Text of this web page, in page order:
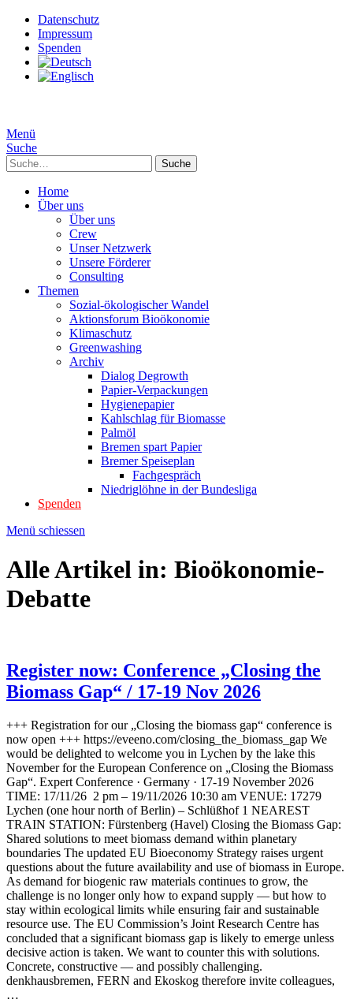
Datenschutz
Impressum
Spenden
Menü
Suche
Suche
Home
Über uns
Über uns
Crew
Unser Netzwerk
Unsere Förderer
Consulting
Themen
Sozial-ökologischer Wandel
Aktionsforum Bioökonomie
Klimaschutz
Greenwashing
Archiv
Dialog Degrowth
Papier-Verpackungen
Hygienepapier
Kahlschlag für Biomasse
Palmöl
Bremen spart Papier
Bremer Speiseplan
Fachgespräch
Niedriglöhne in der Bundesliga
Spenden
Menü schiessen
Alle Artikel in: Bioökonomie-
Debatte
Register now: Conference „Closing the
Biomass Gap“ / 17-19 Nov 2026
+++ Registration for our „Closing the biomass gap“ conference is
now open +++ https://eveeno.com/closing_the_biomass_gap We
would be delighted to welcome you in Lychen by the lake this
November for the European Conference on „Closing the Biomass
Gap“. Expert Conference · Germany · 17-19 November 2026
TIME: 17/11/26 2 pm – 19/11/2026 10:30 am VENUE: 17279
Lychen (one hour north of Berlin) – Schlüßhof 1 NEAREST
TRAIN STATION: Fürstenberg (Havel) Closing the Biomass Gap:
Shared solutions to meet biomass demand within planetary
boundaries The updated EU Bioeconomy Strategy raises urgent
questions about the future availability and use of biomass in Europe.
As demand for biogenic raw materials continues to grow, the
challenge is no longer only how to expand supply — but how to
stay within ecological limits while ensuring fair and sustainable
resource use. The EU Commission’s Joint Research Centre has
concluded that a significant biomass gap is likely to emerge unless
decisive action is taken. We want to counter this with solutions.
Concrete, constructive — and possibly challenging.
denkhausbremen, FERN and Ekoskog therefore invite colleagues,
…